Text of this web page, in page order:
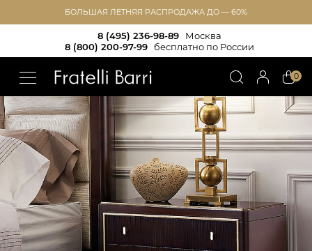
БОЛЬШАЯ ЛЕТНЯЯ РАСПРОДАЖА ДО — 60%
8 (495) 236-98-89
Москва
8 (800) 200-97-99
бесплатно по России
0